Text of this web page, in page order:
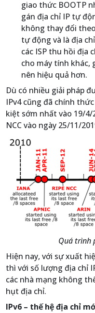
giao thức BOOTP
gán địa chỉ IP tự
không thay đổi
tự động và là địa
các ISP thu hồi địa
cho máy tính khác,
nên hiệu quả hơn.
Dù có nhiều giải pháp
IPv4 cũng đã chính
kiệt sớm nhất vào 19/4/
NCC vào ngày 25/11/
Quá trình
Hiện nay, với sự xuất
thì với số lượng địa chỉ
các nhà mạng không
hụt địa chỉ.
IPv6 – thế hệ địa chỉ